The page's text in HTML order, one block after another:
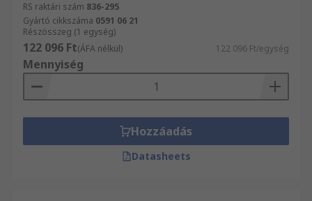
RS raktári szám 836-295
Gyártó cikkszáma 0591 06 21
Részösszeg (1 egység)
122 096 Ft(ÁFA nélkül) 122 096 Ft/egység
Mennyiség
Hozzáadás
Datasheets